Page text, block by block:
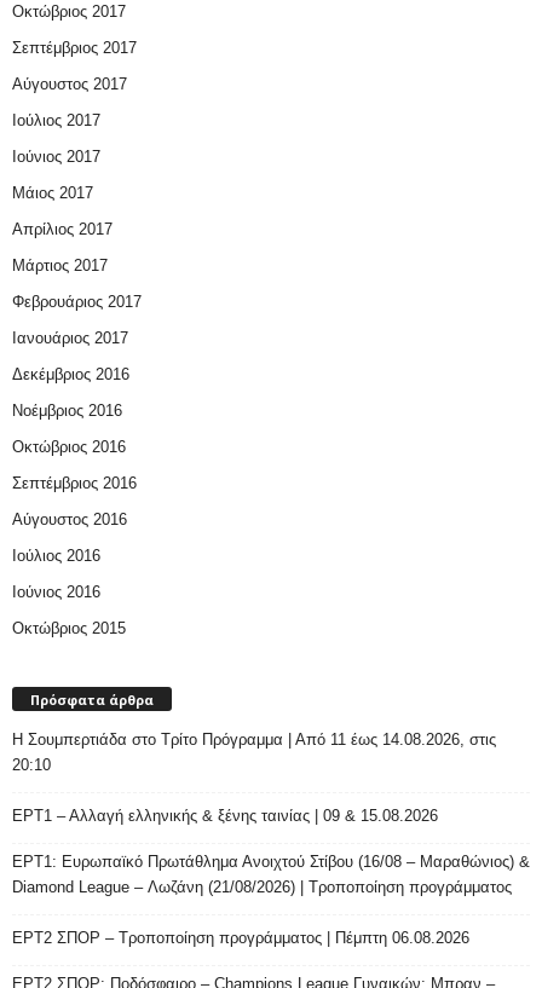
Οκτώβριος 2017
Σεπτέμβριος 2017
Αύγουστος 2017
Ιούλιος 2017
Ιούνιος 2017
Μάιος 2017
Απρίλιος 2017
Μάρτιος 2017
Φεβρουάριος 2017
Ιανουάριος 2017
Δεκέμβριος 2016
Νοέμβριος 2016
Οκτώβριος 2016
Σεπτέμβριος 2016
Αύγουστος 2016
Ιούλιος 2016
Ιούνιος 2016
Οκτώβριος 2015
Πρόσφατα άρθρα
H Σουμπερτιάδα στο Τρίτο Πρόγραμμα | Από 11 έως 14.08.2026, στις
20:10
ΕΡΤ1 – Αλλαγή ελληνικής & ξένης ταινίας | 09 & 15.08.2026
ΕΡΤ1: Ευρωπαϊκό Πρωτάθλημα Ανοιχτού Στίβου (16/08 – Μαραθώνιος) &
Diamond League – Λωζάνη (21/08/2026) | Τροποποίηση προγράμματος
ΕΡΤ2 ΣΠΟΡ – Τροποποίηση προγράμματος | Πέμπτη 06.08.2026
ΕΡΤ2 ΣΠΟΡ: Ποδόσφαιρο – Champions League Γυναικών: Μπραν –